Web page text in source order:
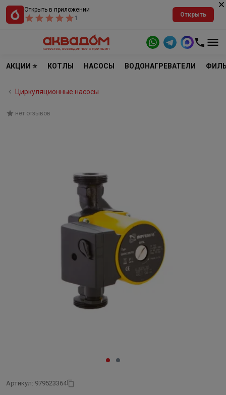
Открыть в приложении
1
Открыть
АКЦИИ ⭐ КОТЛЫ НАСОСЫ ВОДОНАГРЕВАТЕЛИ
Циркуляционные насосы
нет отзывов
Артикул: 979523364